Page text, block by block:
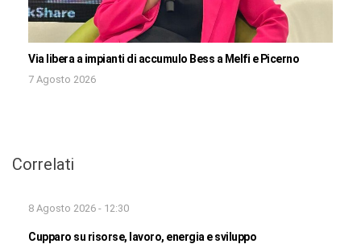
Via libera a impianti di accumulo Bess a Melfi e Picerno
7 Agosto 2026
Correlati
8 Agosto 2026 - 12:30
Cupparo su risorse, lavoro, energia e sviluppo